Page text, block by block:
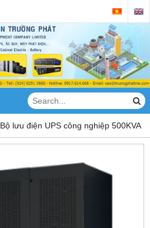
Bộ lưu điện UPS công nghiệp 500KVA